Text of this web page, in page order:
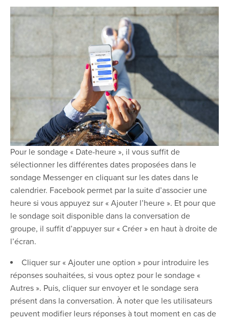
Pour le sondage « Date-heure », il vous suffit de
sélectionner les différentes dates proposées dans le
sondage Messenger en cliquant sur les dates dans le
calendrier. Facebook permet par la suite d’associer une
heure si vous appuyez sur « Ajouter l’heure ». Et pour que
le sondage soit disponible dans la conversation de
groupe, il suffit d’appuyer sur « Créer » en haut à droite de
l’écran.
Cliquer sur « Ajouter une option » pour introduire les
réponses souhaitées, si vous optez pour le sondage «
Autres ». Puis, cliquer sur envoyer et le sondage sera
présent dans la conversation. À noter que les utilisateurs
peuvent modifier leurs réponses à tout moment en cas de